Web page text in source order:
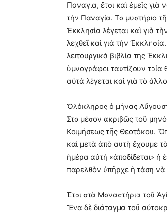
Παναγία, ἔτσι καὶ ἐμεῖς
τὴν Παναγία. Τὸ μυστήριο
Ἐκκλησία λέγεται καὶ γιὰ
λεχθεῖ καὶ γιὰ τὴν
λειτουργικὰ βιβλία τῆς
ὑμνογράφοι ταυτίζουν
αὐτὰ λέγεται καὶ γιὰ τὸ
Ὁλόκληρος ὁ μήνας
Στὸ μέσον ἀκριβῶς τοῦ
Κοιμήσεως τῆς Θεοτόκου.
καὶ μετὰ ἀπὸ αὐτὴ ἔχουμε
ἡμέρα αὐτὴ «ἀποδίδεται» ἡ
παρελθὸν ὑπῆρχε ἡ τάση νὰ
Έτσι στὰ Μοναστήρια τοῦ
Ἕνα δὲ διάταγμα τοῦ